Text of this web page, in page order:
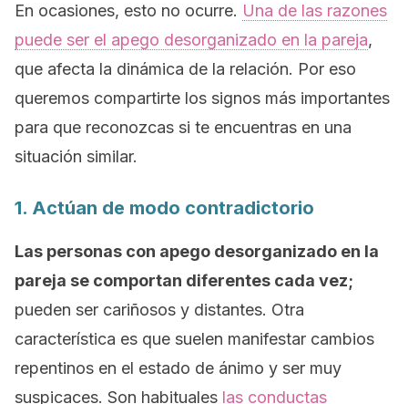
En ocasiones, esto no ocurre. Una de las razones
puede ser el apego desorganizado en la pareja,
que afecta la dinámica de la relación. Por eso
queremos compartirte los signos más importantes
para que reconozcas si te encuentras en una
situación similar.
1. Actúan de modo contradictorio
Las personas con apego desorganizado en la
pareja se comportan diferentes cada vez;
pueden ser cariñosos y distantes. Otra
característica es que suelen manifestar cambios
repentinos en el estado de ánimo y ser muy
suspicaces. Son habituales las conductas